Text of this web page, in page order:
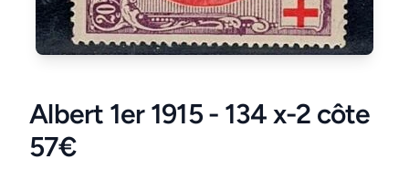
Albert 1er 1915 - 134 x-2 côte
57€